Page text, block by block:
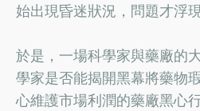
始出現昏迷狀況，問題才浮現
於是，一場科學家與藥廠的
學家是否能揭開黑幕將藥物
心維護市場利潤的藥廠黑心